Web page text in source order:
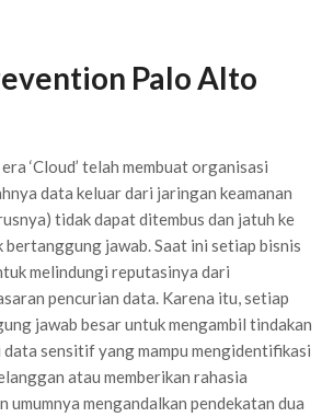
Palo Alto
‘Cloud’ telah membuat organisasi
data keluar dari jaringan keamanan
tidak dapat ditembus dan jatuh ke
jawab. Saat ini setiap bisnis
melindungi reputasinya dari
pencurian data. Karena itu, setiap
jawab besar untuk mengambil tindakan
sensitif yang mampu mengidentifikasi
atau memberikan rahasia
umumnya mengandalkan pendekatan dua